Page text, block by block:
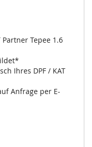
Tepee 1.6
Ihres DPF / KAT
Anfrage per E-